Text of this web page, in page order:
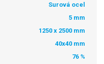
Surová ocel
5 mm
1250 x 2500 mm
40x40 mm
76 %